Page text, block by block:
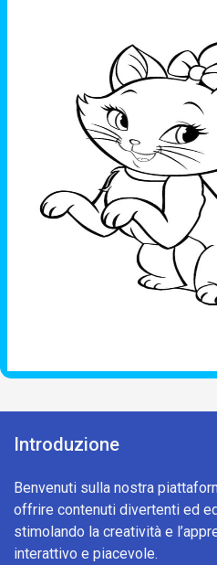
Introduzione
Benvenuti sulla nostra
offrire contenuti divertenti ed
stimolando la creatività e
interattivo e piacevole.